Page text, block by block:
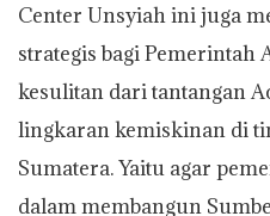
Center Unsyiah ini juga
strategis bagi Pemerintah
kesulitan dari tantangan
lingkaran kemiskinan di
Sumatera. Yaitu agar
dalam membangun